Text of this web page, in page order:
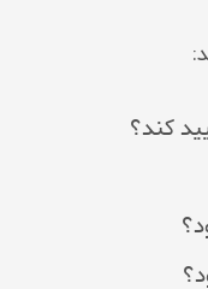
کند؟